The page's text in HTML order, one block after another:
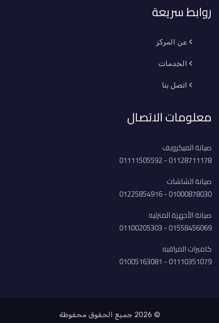
روابط سريعة
عن المركز
الخدمات
اتصل بنا
معلومات الاتصال
صيانة الميكرويف
01128711178 - 01111505592
صيانة الشاشات
01000878030 - 01225854916
صيانة الأجهزة المنزليه
01558456069 - 01100205303
كاميرات المراقبه
01110351079 - 01005163081
© 2026 جميع الحقوق محفوظة